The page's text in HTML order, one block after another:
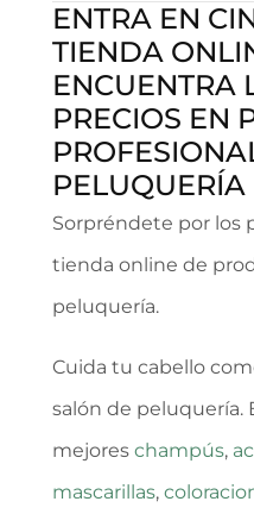
ENTRA EN
TIENDA
ENCUENTRA
PRECIOS EN
PELUQUERÍA
Sorpréndete por los
tienda online de
peluquería.
Cuida tu cabello
salón de peluquería.
mejores champús,
mascarillas,